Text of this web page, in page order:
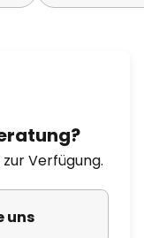
Verfügung.
uns